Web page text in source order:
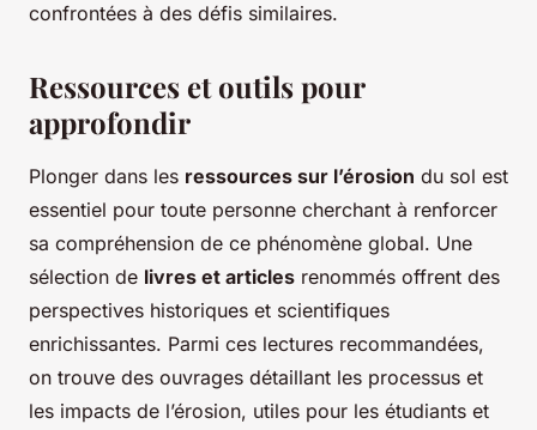
confrontées à des défis similaires.
Ressources et outils pour
approfondir
Plonger dans les ressources sur l’érosion du sol est
essentiel pour toute personne cherchant à renforcer
sa compréhension de ce phénomène global. Une
sélection de livres et articles renommés offrent des
perspectives historiques et scientifiques
enrichissantes. Parmi ces lectures recommandées,
on trouve des ouvrages détaillant les processus et
les impacts de l’érosion, utiles pour les étudiants et